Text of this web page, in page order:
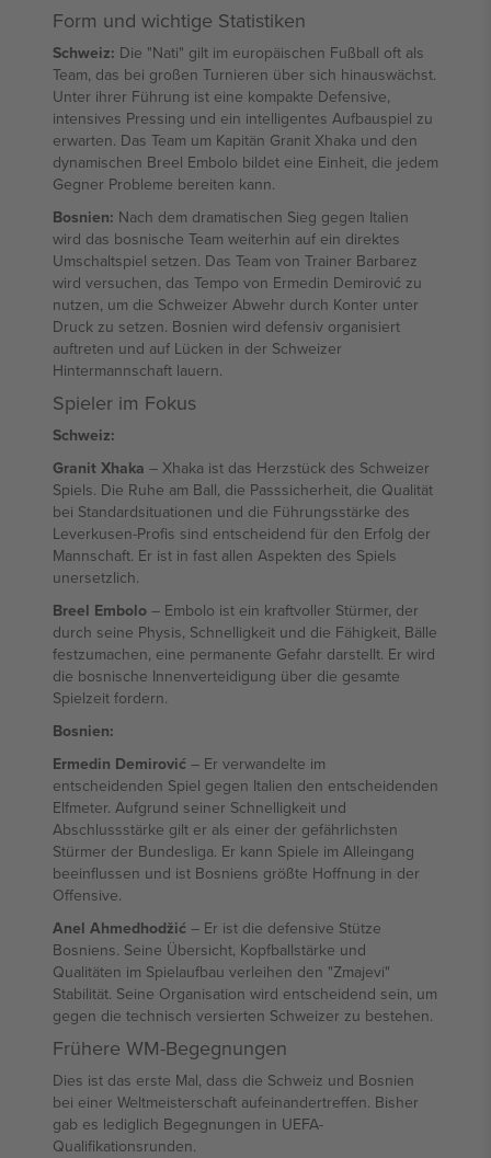
Form und wichtige Statistiken
Schweiz: Die "Nati" gilt im europäischen Fußball oft als
Team, das bei großen Turnieren über sich hinauswächst.
Unter ihrer Führung ist eine kompakte Defensive,
intensives Pressing und ein intelligentes Aufbauspiel zu
erwarten. Das Team um Kapitän Granit Xhaka und den
dynamischen Breel Embolo bildet eine Einheit, die jedem
Gegner Probleme bereiten kann.
Bosnien: Nach dem dramatischen Sieg gegen Italien
wird das bosnische Team weiterhin auf ein direktes
Umschaltspiel setzen. Das Team von Trainer Barbarez
wird versuchen, das Tempo von Ermedin Demirović zu
nutzen, um die Schweizer Abwehr durch Konter unter
Druck zu setzen. Bosnien wird defensiv organisiert
auftreten und auf Lücken in der Schweizer
Hintermannschaft lauern.
Spieler im Fokus
Schweiz:
Granit Xhaka – Xhaka ist das Herzstück des Schweizer
Spiels. Die Ruhe am Ball, die Passsicherheit, die Qualität
bei Standardsituationen und die Führungsstärke des
Leverkusen-Profis sind entscheidend für den Erfolg der
Mannschaft. Er ist in fast allen Aspekten des Spiels
unersetzlich.
Breel Embolo – Embolo ist ein kraftvoller Stürmer, der
durch seine Physis, Schnelligkeit und die Fähigkeit, Bälle
festzumachen, eine permanente Gefahr darstellt. Er wird
die bosnische Innenverteidigung über die gesamte
Spielzeit fordern.
Bosnien:
Ermedin Demirović – Er verwandelte im
entscheidenden Spiel gegen Italien den entscheidenden
Elfmeter. Aufgrund seiner Schnelligkeit und
Abschlussstärke gilt er als einer der gefährlichsten
Stürmer der Bundesliga. Er kann Spiele im Alleingang
beeinflussen und ist Bosniens größte Hoffnung in der
Offensive.
Anel Ahmedhodžić – Er ist die defensive Stütze
Bosniens. Seine Übersicht, Kopfballstärke und
Qualitäten im Spielaufbau verleihen den "Zmajevi"
Stabilität. Seine Organisation wird entscheidend sein, um
gegen die technisch versierten Schweizer zu bestehen.
Frühere WM-Begegnungen
Dies ist das erste Mal, dass die Schweiz und Bosnien
bei einer Weltmeisterschaft aufeinandertreffen. Bisher
gab es lediglich Begegnungen in UEFA-
Qualifikationsrunden.